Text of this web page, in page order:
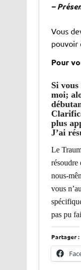
–
Vous
pouvoir
Pour
Si
moi;
plus
J’ai
Le
résoudre
nous-
vous
pas pu
Partager :